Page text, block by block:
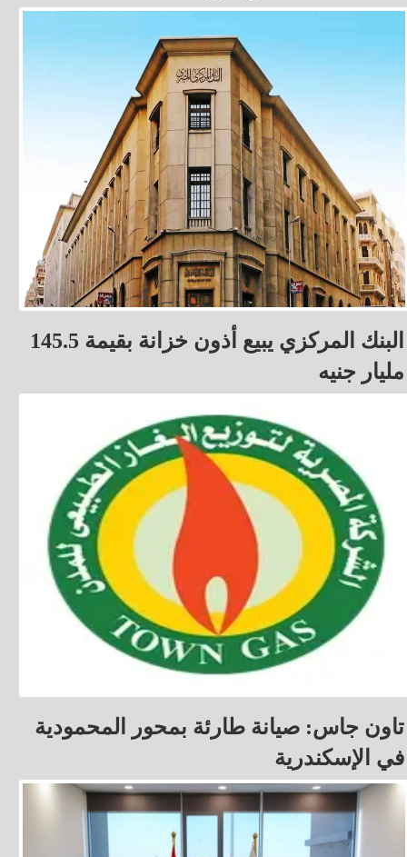
البنك المركزي يبيع أذون خزانة بقيمة 145.5
مليار جنيه
تاون جاس: صيانة طارئة بمحور المحمودية
في الإسكندرية